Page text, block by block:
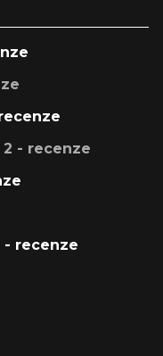
- recenze
- recenze